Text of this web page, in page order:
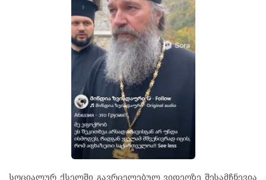
სოციალურ ქსელში გავრცელებულ ვიდეოზე შესამჩნევია